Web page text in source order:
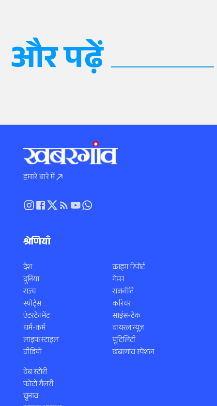
और पढ़ें
हमारे बारे में
श्रेणियाँ
देश
दुनिया
राज्य
स्पोर्ट्स
एंटरटेनमेंट
धर्म-कर्म
लाइफस्टाइल
वीडियो
क्राइम रिपोर्ट
गेम्स
राजनीति
करियर
साइंस-टेक
वायरल न्यूज़
यूटिलिटी
खबरगांव स्पेशल
वेब स्टोरी
फोटो गैलरी
चुनाव